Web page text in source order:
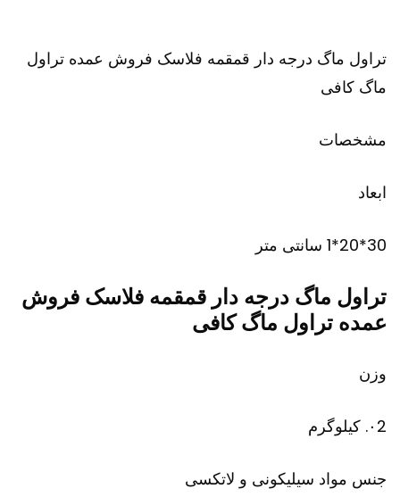
تراول ماگ درجه دار قمقمه فلاسک فروش عمده تراول
ماگ کافی
مشخصات
ابعاد
30*20*1 سانتی متر
تراول ماگ درجه دار قمقمه فلاسک فروش
عمده تراول ماگ کافی
وزن
۰2. کیلوگرم
جنس مواد سیلیکونی و لاتکسی